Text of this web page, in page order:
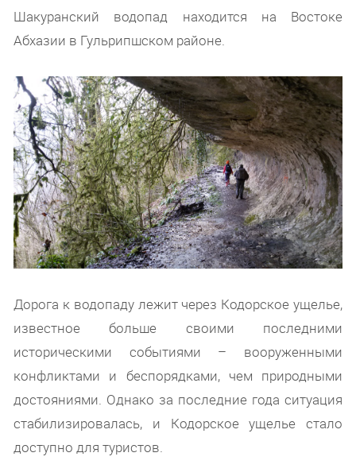
Шакуранский водопад находится на Востоке
Абхазии в Гульрипшском районе.
Дорога к водопаду лежит через Кодорское ущелье,
известное больше своими последними
историческими событиями – вооруженными
конфликтами и беспорядками, чем природными
достояниями. Однако за последние года ситуация
стабилизировалась, и Кодорское ущелье стало
доступно для туристов.